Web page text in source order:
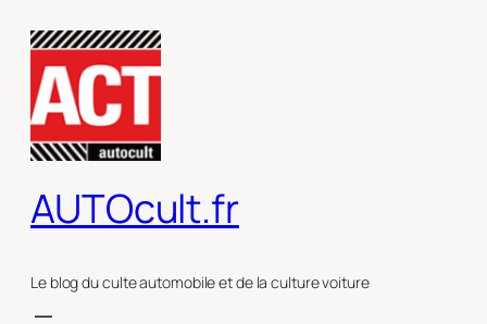
contenu
AUTOcult.fr
Le blog du culte automobile et de la culture voiture